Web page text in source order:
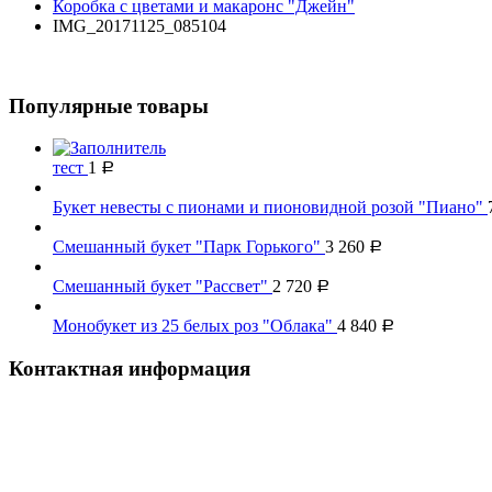
Коробка с цветами и макаронс "Джейн"
IMG_20171125_085104
Популярные товары
тест 1 Р
Букет невесты с пионами и пионовидной розой "Пиано"
Смешанный букет "Парк Горького" 3 260 Р
Смешанный букет "Рассвет" 2 720 Р
Монобукет из 25 белых роз "Облака" 4 840 Р
Контактная информация